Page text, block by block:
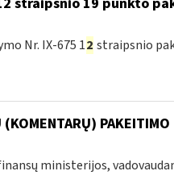
Nr. IX-675 12 straipsnio
PAKEITIMO
ministerijos,